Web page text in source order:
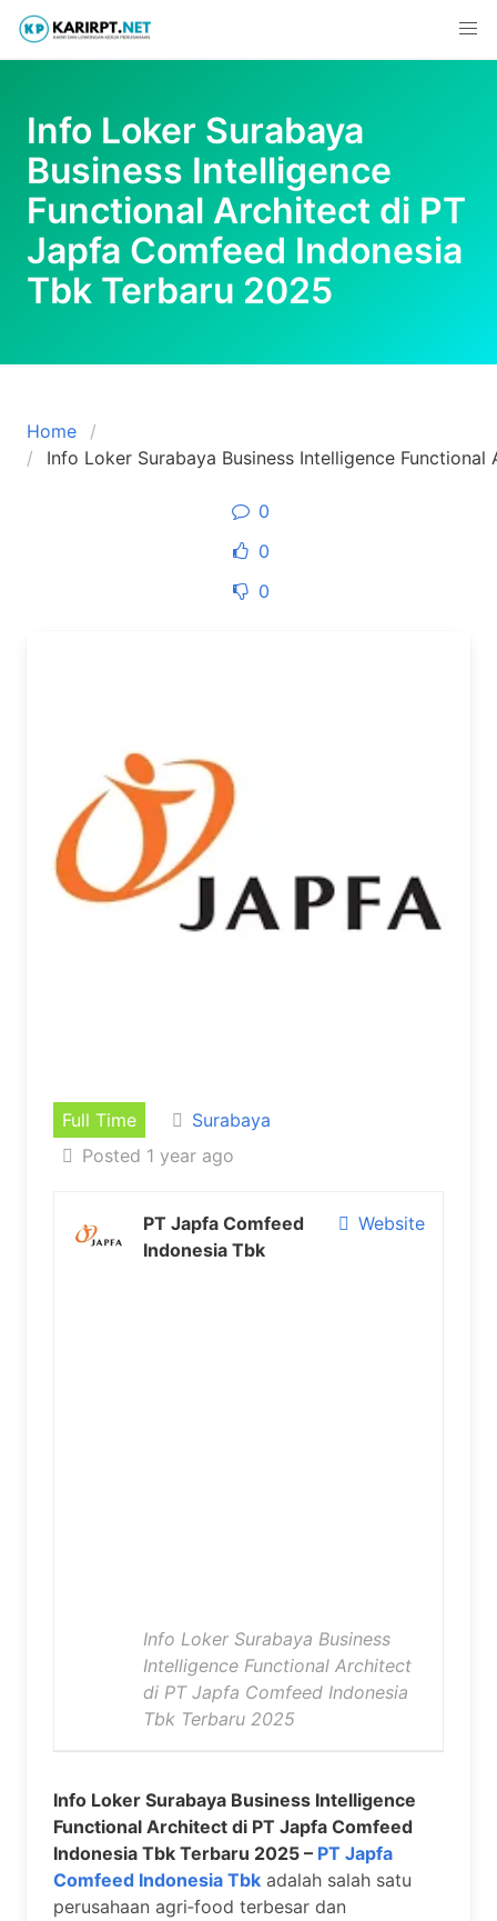
Skip
content
Info Loker Surabaya
Business Intelligence
Functional Architect di PT
Japfa Comfeed Indonesia
Tbk Terbaru 2025
Home
Info Loker Surabaya Business Intelligence
0
0
0
Full Time
Surabaya
Posted 1 year ago
Website
PT Japfa Comfeed
Indonesia Tbk
Info Loker Surabaya Business
Intelligence Functional Architect
di PT Japfa Comfeed Indonesia
Tbk Terbaru 2025
Info Loker Surabaya Business Intelligence
Functional Architect di PT Japfa Comfeed
Indonesia Tbk Terbaru 2025 – PT Japfa
Comfeed Indonesia Tbk adalah salah satu
perusahaan agri‑food terbesar dan